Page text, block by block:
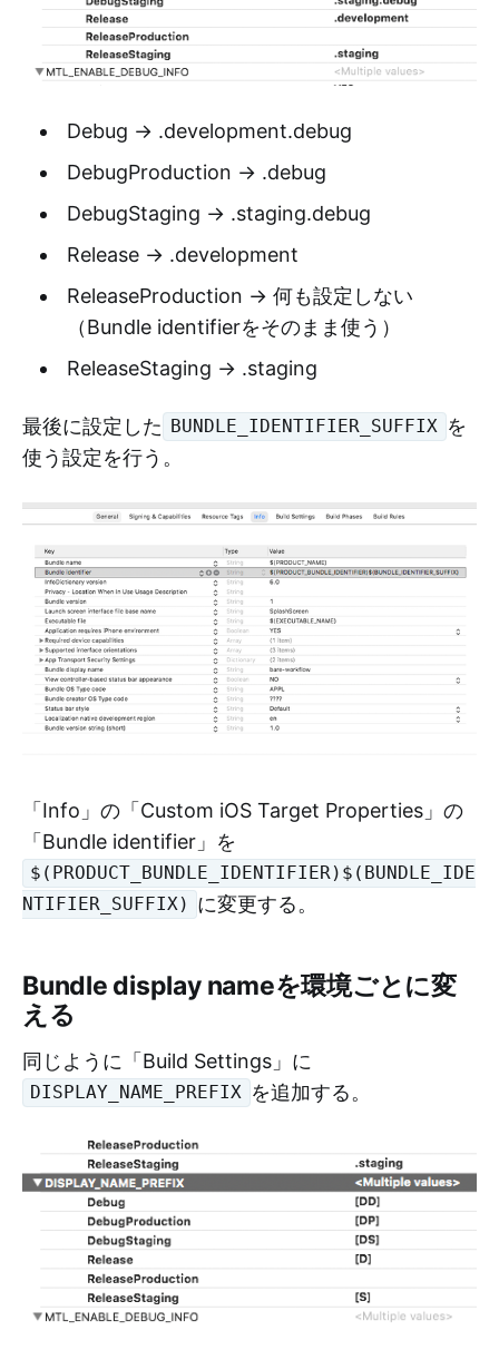
Debug → .development.debug
DebugProduction → .debug
DebugStaging → .staging.debug
Release → .development
ReleaseProduction → 何も設定しない
（Bundle identifierをそのまま使う）
ReleaseStaging → .staging
最後に設定した BUNDLE_IDENTIFIER_SUFFIX を
使う設定を行う。
「Info」の「Custom iOS Target Properties」の
「Bundle identifier」を
$(PRODUCT_BUNDLE_IDENTIFIER)$(BUNDLE_IDE
NTIFIER_SUFFIX) に変更する。
Bundle display nameを環境ごとに変
える
同じように「Build Settings」に
DISPLAY_NAME_PREFIX を追加する。